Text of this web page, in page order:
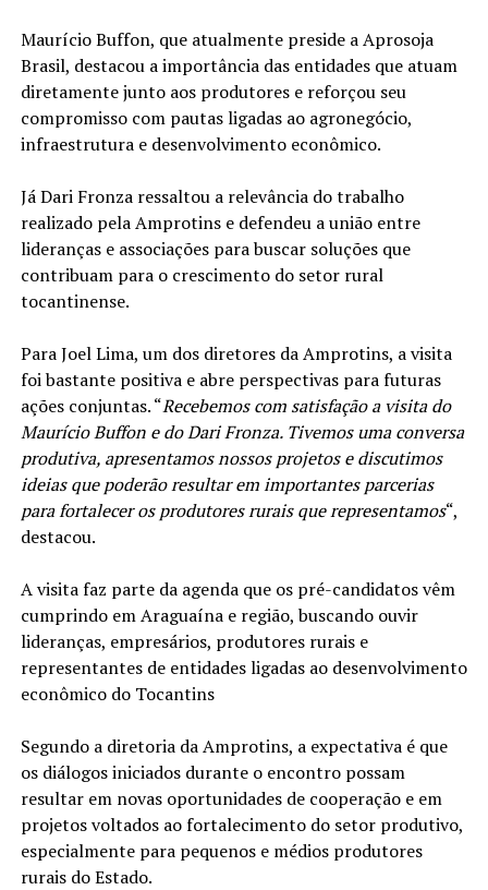
Maurício Buffon, que atualmente preside a Aprosoja
Brasil, destacou a importância das entidades que atuam
diretamente junto aos produtores e reforçou seu
compromisso com pautas ligadas ao agronegócio,
infraestrutura e desenvolvimento econômico.
Já Dari Fronza ressaltou a relevância do trabalho
realizado pela Amprotins e defendeu a união entre
lideranças e associações para buscar soluções que
contribuam para o crescimento do setor rural
tocantinense.
Para Joel Lima, um dos diretores da Amprotins, a visita
foi bastante positiva e abre perspectivas para futuras
ações conjuntas. “Recebemos com satisfação a visita do
Maurício Buffon e do Dari Fronza. Tivemos uma conversa
produtiva, apresentamos nossos projetos e discutimos
ideias que poderão resultar em importantes parcerias
para fortalecer os produtores rurais que representamos“,
destacou.
A visita faz parte da agenda que os pré-candidatos vêm
cumprindo em Araguaína e região, buscando ouvir
lideranças, empresários, produtores rurais e
representantes de entidades ligadas ao desenvolvimento
econômico do Tocantins
Segundo a diretoria da Amprotins, a expectativa é que
os diálogos iniciados durante o encontro possam
resultar em novas oportunidades de cooperação e em
projetos voltados ao fortalecimento do setor produtivo,
especialmente para pequenos e médios produtores
rurais do Estado.